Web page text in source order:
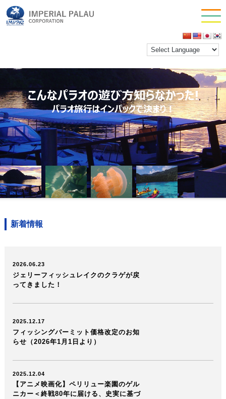
新着情報
2026.06.23
ジェリーフィッシュレイクのクラゲが戻
ってきました！
2025.12.17
フィッシングパーミット価格改定のお知
らせ（2026年1月1日より）
2025.12.04
【アニメ映画化】ペリリュー楽園のゲル
ニカー＜終戦80年に届ける、史実に基づ